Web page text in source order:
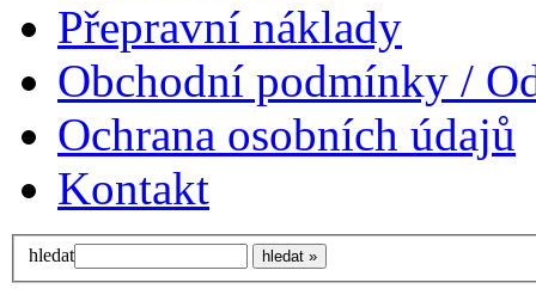
Přepravní náklady
Obchodní podmínky /
Ochrana osobních údajů
Kontakt
hledat